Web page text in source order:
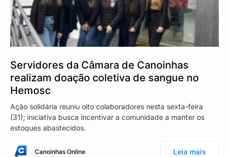
Servidores da Câmara de Canoinhas
realizam doação coletiva de sangue no
Hemosc
Ação solidária reuniu oito colaboradores nesta sexta-feira
(31); iniciativa busca incentivar a comunidade a manter os
estoques abastecidos.
Canoinhas Online Leia mais